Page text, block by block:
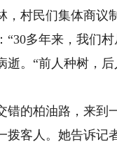
村民们集体商议
“30多年来，我们
。“前人种树，后
的柏油路，来到
拨客人。她告诉记